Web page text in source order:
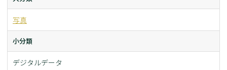
写真
小分類
デジタルデータ